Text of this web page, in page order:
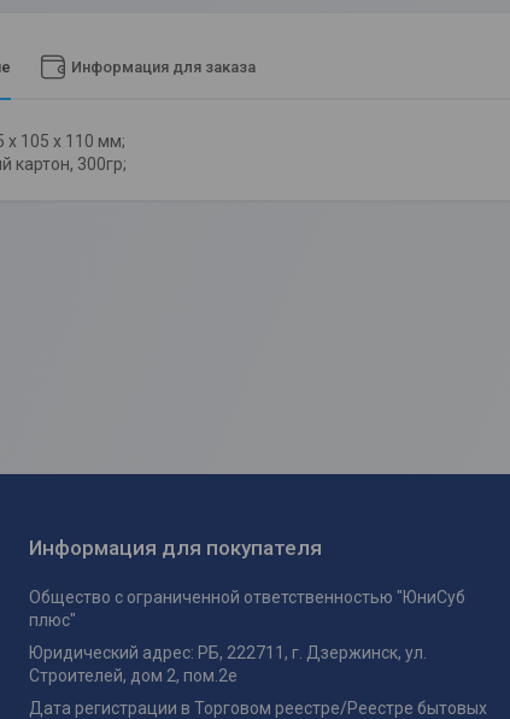
Информация для заказа
х 105 х 110 мм;
картон, 300гр;
Информация для покупателя
Общество с ограниченной ответственностью "ЮниСуб
плюс"
Юридический адрес: РБ, 222711, г. Дзержинск, ул.
Строителей, дом 2, пом.2е
Дата регистрации в Торговом реестре/Реестре бытовых